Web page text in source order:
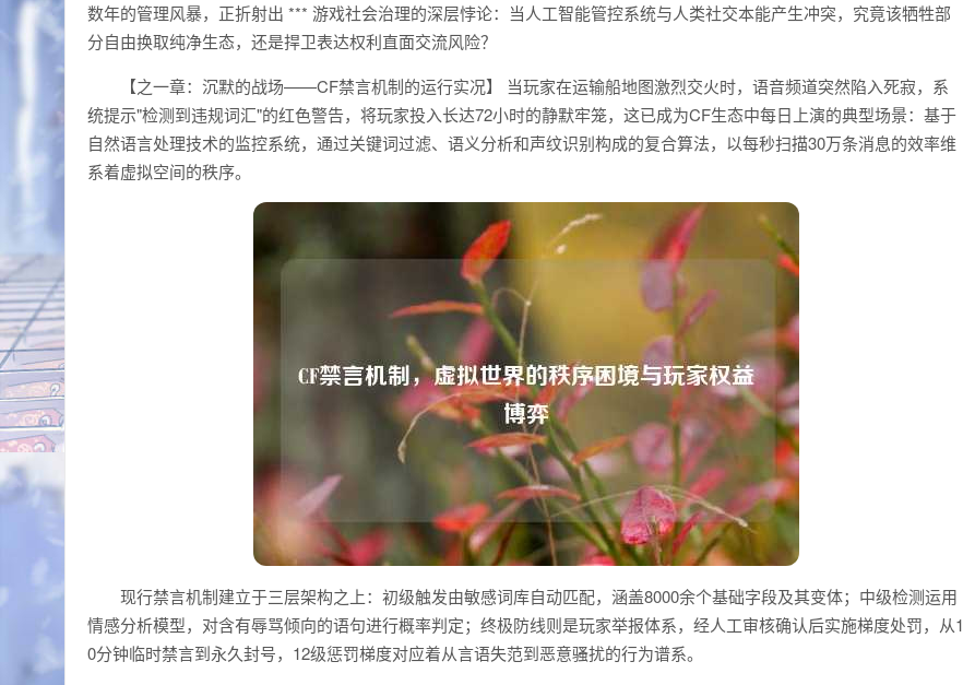
数年的管理风暴，正折射出 *** 游戏社会治理的深层悖论：当人工智能管控系统与人类社交本能产生冲突，究竟该牺牲部
分自由换取纯净生态，还是捍卫表达权利直面交流风险？
【之一章：沉默的战场——CF禁言机制的运行实况】 当玩家在运输船地图激烈交火时，语音频道突然陷入死寂，系
统提示"检测到违规词汇"的红色警告，将玩家投入长达72小时的静默牢笼，这已成为CF生态中每日上演的典型场景：基于
自然语言处理技术的监控系统，通过关键词过滤、语义分析和声纹识别构成的复合算法，以每秒扫描30万条消息的效率维
系着虚拟空间的秩序。
现行禁言机制建立于三层架构之上：初级触发由敏感词库自动匹配，涵盖8000余个基础字段及其变体；中级检测运用
情感分析模型，对含有辱骂倾向的语句进行概率判定；终极防线则是玩家举报体系，经人工审核确认后实施梯度处罚，从1
0分钟临时禁言到永久封号，12级惩罚梯度对应着从言语失范到恶意骚扰的行为谱系。